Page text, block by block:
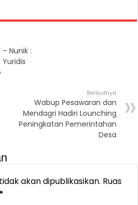
Nunik :
Yuridis
Berikutnya
Wabup Pesawaran dan
Mendagri Hadiri Lounching
Peningkatan Pemerintahan
Desa
akan dipublikasikan. Ruas
*